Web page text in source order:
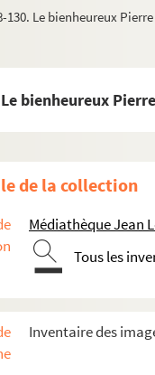
130. Le bienheureux
bienheureux
de la collection
Médiathèque Jean
Tous les
Inventaire des
Saint Pierre
118. Le bienheureux
119. Saint Pierre de
Saint Pierre de
122. Le bienheureux Pierre